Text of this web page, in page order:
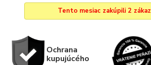
Tento mesiac zakúpili 2
Ochrana
kupujúcého